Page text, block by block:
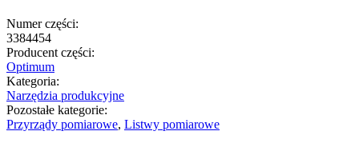
Numer części:
3384454
Producent części:
Optimum
Kategoria:
Narzędzia produkcyjne
Pozostałe kategorie:
Przyrządy pomiarowe, Listwy pomiarowe